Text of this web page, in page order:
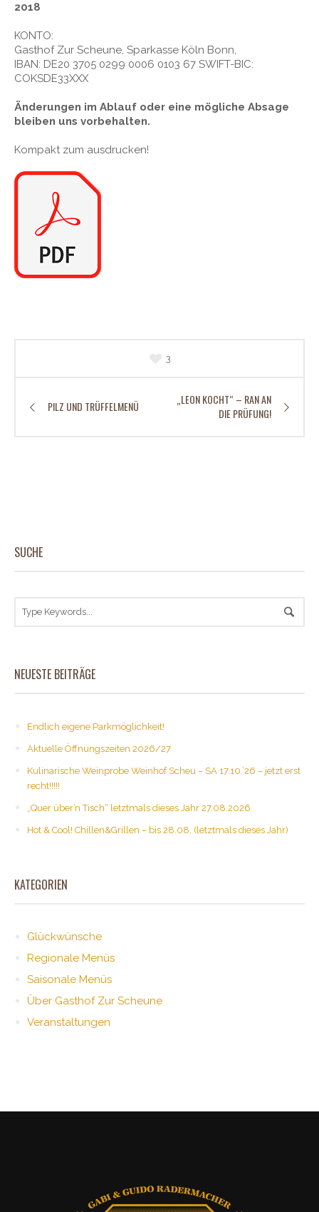
2018
KONTO:
Gasthof Zur Scheune, Sparkasse Köln Bonn,
IBAN: DE20 3705 0299 0006 0103 67 SWIFT-BIC:
COKSDE33XXX
Änderungen im Ablauf oder eine mögliche Absage
bleiben uns vorbehalten.
Kompakt zum ausdrucken!
3
PILZ UND TRÜFFELMENÜ
„LEON KOCHT“ – RAN AN
DIE PRÜFUNG!
SUCHE
NEUESTE BEITRÄGE
Endlich eigene Parkmöglichkeit!
Aktuelle Öffnungszeiten 2026/27
Kulinarische Weinprobe Weinhof Scheu – SA 17.10.’26 – jetzt erst
recht!!!!!
„Quer über’n Tisch“ letztmals dieses Jahr 27.08.2026
Hot & Cool! Chillen&Grillen – bis 28.08. (letztmals dieses Jahr)
KATEGORIEN
Glückwünsche
Regionale Menüs
Saisonale Menüs
Über Gasthof Zur Scheune
Veranstaltungen